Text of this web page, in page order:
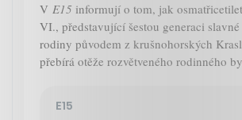
V E15 informují o tom, jak
VI., představující šestou generaci
rodiny původem z krušnohorských
přebírá otěže rozvětveného rodinného
E15